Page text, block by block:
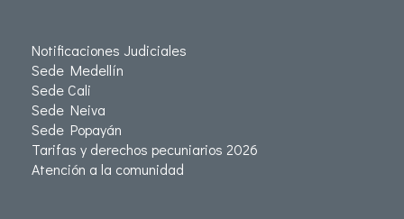
Notificaciones Judiciales
Sede Medellín
Sede Cali
Sede Neiva
Sede Popayán
Tarifas y derechos pecuniarios 2026
Atención a la comunidad